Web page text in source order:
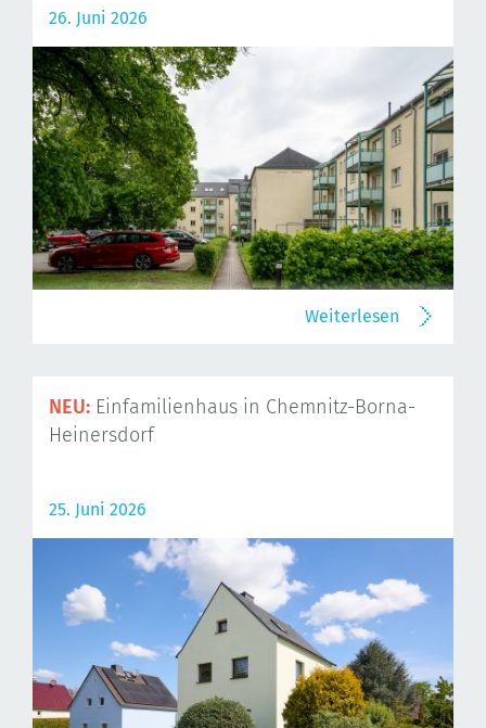
26. Juni 2026
Weiterlesen
NEU: Einfamilienhaus in Chemnitz-Borna-
Heinersdorf
25. Juni 2026